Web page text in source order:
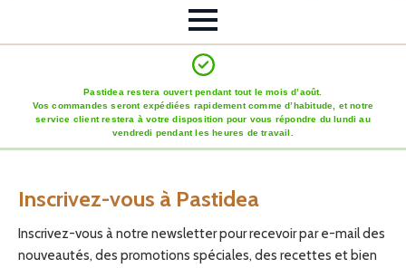
Pastidea restera ouvert pendant tout le mois d’août.
Vos commandes seront expédiées rapidement comme d’habitude, et notre
service client restera à votre disposition pour vous répondre du lundi au
vendredi pendant les heures de travail.
Inscrivez-vous à Pastidea
Inscrivez-vous à notre newsletter pour recevoir par e-mail des
nouveautés, des promotions spéciales, des recettes et bien